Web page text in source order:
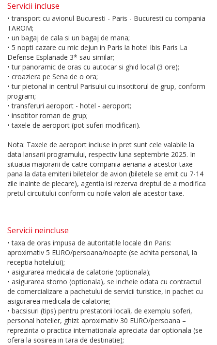
Servicii incluse
• transport cu avionul Bucuresti - Paris - Bucuresti cu compania
TAROM;
• un bagaj de cala si un bagaj de mana;
• 5 nopti cazare cu mic dejun in Paris la hotel Ibis Paris La
Defense Esplanade 3* sau similar;
• tur panoramic de oras cu autocar si ghid local (3 ore);
• croaziera pe Sena de o ora;
• tur pietonal in centrul Parisului cu insotitorul de grup, conform
program;
• transferuri aeroport - hotel - aeroport;
• insotitor roman de grup;
• taxele de aeroport (pot suferi modificari).
Nota: Taxele de aeroport incluse in pret sunt cele valabile la
data lansarii programului, respectiv luna septembrie 2025. In
situatia majorarii de catre compania aeriana a acestor taxe
pana la data emiterii biletelor de avion (biletele se emit cu 7-14
zile inainte de plecare), agentia isi rezerva dreptul de a modifica
pretul circuitului conform cu noile valori ale acestor taxe.
Servicii neincluse
• taxa de oras impusa de autoritatile locale din Paris:
aproximativ 5 EURO/persoana/noapte (se achita personal, la
receptia hotelului);
• asigurarea medicala de calatorie (optionala);
• asigurarea storno (optionala), se incheie odata cu contractul
de comercializare a pachetului de servicii turistice, in pachet cu
asigurarea medicala de calatorie;
• bacsisuri (tips) pentru prestatorii locali, de exemplu soferi,
personal hotelier, ghizi: aproximativ 30 EURO/persoana –
reprezinta o practica internationala apreciata dar optionala (se
ofera la sosirea in tara de destinatie);